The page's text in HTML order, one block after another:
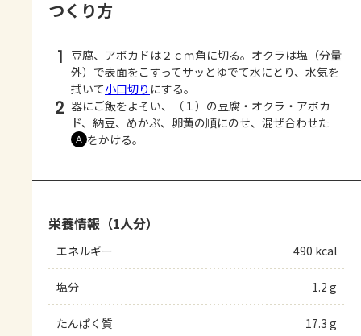
つくり方
1 豆腐、アボカドは２ｃｍ角に切る。オクラは塩（分量
外）で表面をこすってサッとゆでて水にとり、水気を
拭いて小口切り にする。
2 器にご飯をよそい、（１）の豆腐・オクラ・アボカ
ド、納豆、めかぶ、卵黄の順にのせ、混ぜ合わせた
Ａ をかける。
栄養情報（1人分）
エネルギー 490 kcal
塩分 1.2 g
たんぱく質 17.3 g